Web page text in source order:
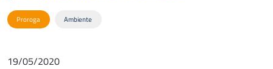
Proroga Ambiente
19/05/2020